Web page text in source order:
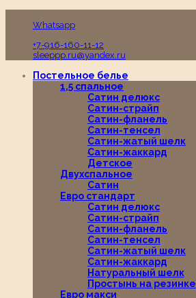
Whatsapp
+7-916-160-11-12
sleeppp.ru@yandex.ru
Постельное белье
1,5 спальное
Сатин делюкс
Сатин-страйп
Сатин-фланель
Сатин-тенсел
Сатин-жатый шелк
Сатин-жаккард
Детское
Двухспальное
Сатин
Евро стандарт
Сатин делюкс
Сатин-страйп
Сатин-фланель
Сатин-тенсел
Сатин-жатый шелк
Сатин-жаккард
Натуральный шелк
Простынь на резинке
Евро макси